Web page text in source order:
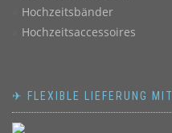
Hochzeitsbänder
Hochzeitsaccessoires
✈ FLEXIBLE LIEFERUNG MIT